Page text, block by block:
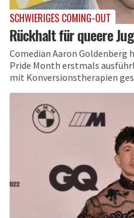
SCHWIERIGES COMING-OUT
Rückhalt für queere
Comedian Aaron Goldenberg
Pride Month erstmals
mit Konversionstherapien